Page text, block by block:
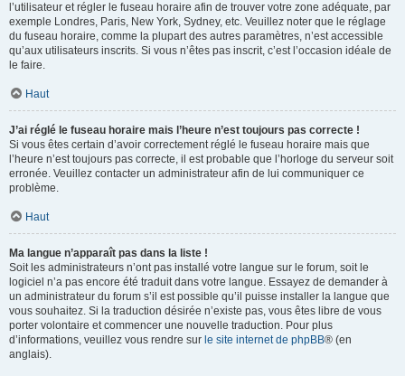
l’utilisateur et régler le fuseau horaire afin de trouver votre zone adéquate, par
exemple Londres, Paris, New York, Sydney, etc. Veuillez noter que le réglage
du fuseau horaire, comme la plupart des autres paramètres, n’est accessible
qu’aux utilisateurs inscrits. Si vous n’êtes pas inscrit, c’est l’occasion idéale de
le faire.
Haut
J’ai réglé le fuseau horaire mais l’heure n’est toujours pas correcte !
Si vous êtes certain d’avoir correctement réglé le fuseau horaire mais que
l’heure n’est toujours pas correcte, il est probable que l’horloge du serveur soit
erronée. Veuillez contacter un administrateur afin de lui communiquer ce
problème.
Haut
Ma langue n’apparaît pas dans la liste !
Soit les administrateurs n’ont pas installé votre langue sur le forum, soit le
logiciel n’a pas encore été traduit dans votre langue. Essayez de demander à
un administrateur du forum s’il est possible qu’il puisse installer la langue que
vous souhaitez. Si la traduction désirée n’existe pas, vous êtes libre de vous
porter volontaire et commencer une nouvelle traduction. Pour plus
d’informations, veuillez vous rendre sur le site internet de phpBB® (en
anglais).